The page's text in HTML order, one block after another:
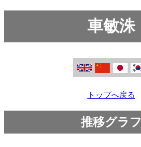
車敏洙
トップへ戻る
推移グラフ